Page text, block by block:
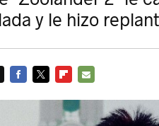
y le hizo
MAIL